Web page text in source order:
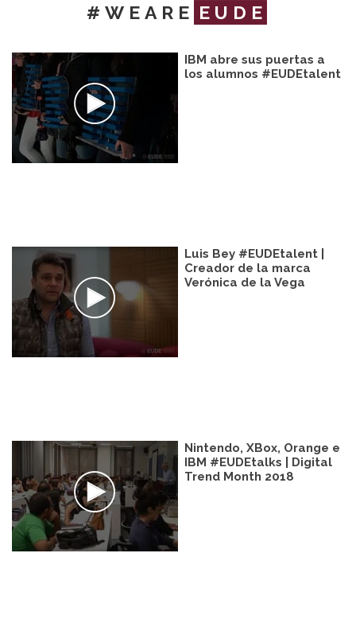
#WEARE EUDE
IBM abre sus puertas a
los alumnos #EUDEtalent
Luis Bey #EUDEtalent |
Creador de la marca
Verónica de la Vega
Nintendo, XBox, Orange e
IBM #EUDEtalks | Digital
Trend Month 2018